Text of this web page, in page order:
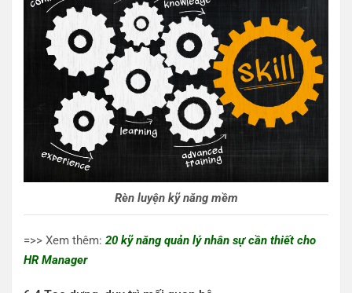
Rèn luyện kỹ năng mềm
=>> Xem thêm: 20 kỹ năng quản lý nhân sự cần thiết cho
HR Manager